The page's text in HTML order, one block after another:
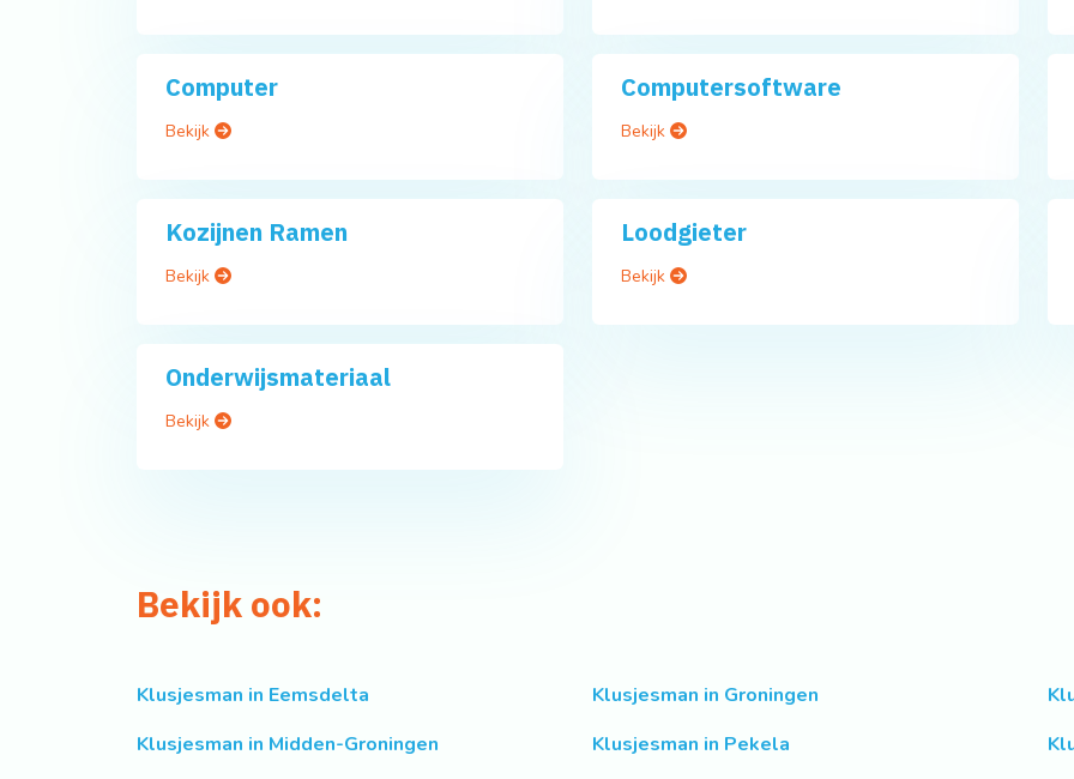
Computer
Bekijk
Computersoftware
Bekijk
Kozijnen Ramen
Bekijk
Loodgieter
Bekijk
Onderwijsmateriaal
Bekijk
Bekijk ook:
Klusjesman in Eemsdelta Klusjesman in Groningen
Klusjesman in Midden-Groningen
Klusjesman in Pekela